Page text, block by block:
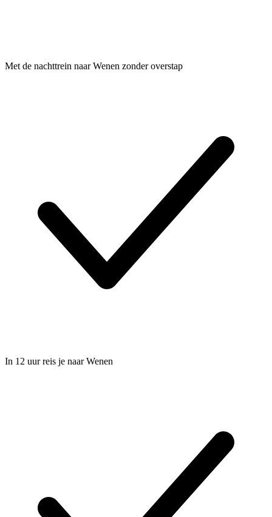
Met de nachttrein naar Wenen zonder overstap
In 12 uur reis je naar Wenen